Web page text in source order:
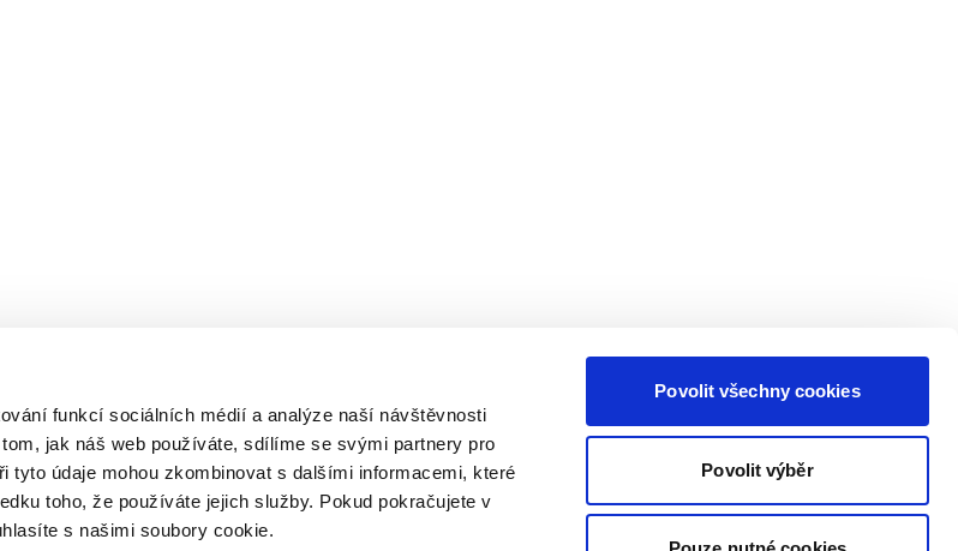
funkcí sociálních médií a analýze naší návštěvnosti
jak náš web používáte, sdílíme se svými partnery pro
tyto údaje mohou zkombinovat s dalšími informacemi, které
toho, že používáte jejich služby. Pokud pokračujete v
s našimi soubory cookie.
Povolit všechny cookies
Povolit výběr